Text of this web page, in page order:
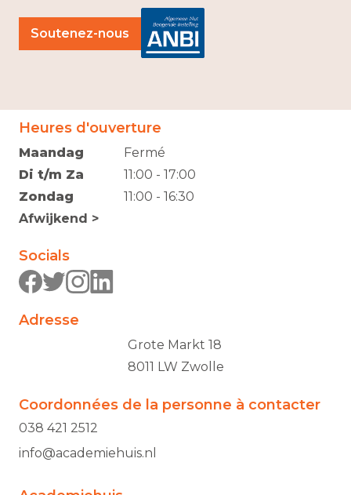
Heures d'ouverture
Maandag
Di t/m Za
Zondag
Afwijkend >
Fermé
11:00 - 17:00
11:00 - 16:30
Socials
Adresse
Grote Markt 18
8011 LW Zwolle
Coordonnées de la personne à contacter
038 421 2512
info@academiehuis.nl
Soutenez-nous